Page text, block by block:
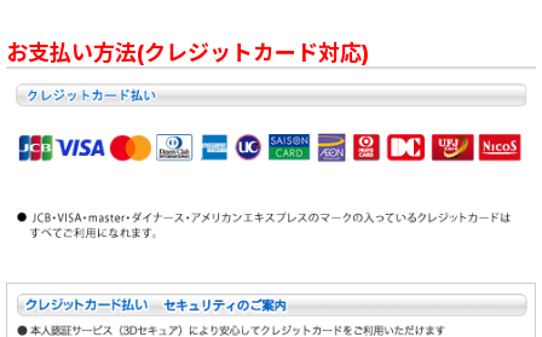
お支払い方法(クレジットカード対応)